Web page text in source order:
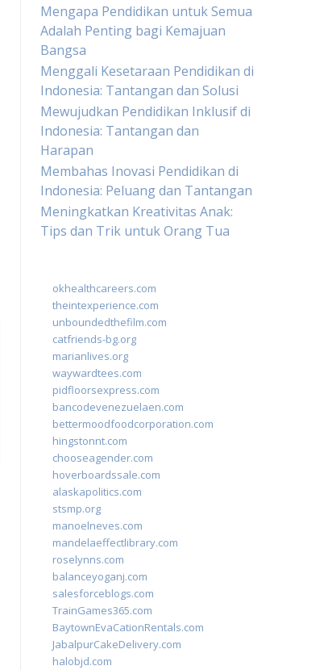
Mengapa Pendidikan untuk Semua
Adalah Penting bagi Kemajuan
Bangsa
Menggali Kesetaraan Pendidikan di
Indonesia: Tantangan dan Solusi
Mewujudkan Pendidikan Inklusif di
Indonesia: Tantangan dan
Harapan
Membahas Inovasi Pendidikan di
Indonesia: Peluang dan Tantangan
Meningkatkan Kreativitas Anak:
Tips dan Trik untuk Orang Tua
okhealthcareers.com
theintexperience.com
unboundedthefilm.com
catfriends-bg.org
marianlives.org
waywardtees.com
pidfloorsexpress.com
bancodevenezuelaen.com
bettermoodfoodcorporation.com
hingstonnt.com
chooseagender.com
hoverboardssale.com
alaskapolitics.com
stsmp.org
manoelneves.com
mandelaeffectlibrary.com
roselynns.com
balanceyoganj.com
salesforceblogs.com
TrainGames365.com
BaytownEvaCationRentals.com
JabalpurCakeDelivery.com
halobjd.com